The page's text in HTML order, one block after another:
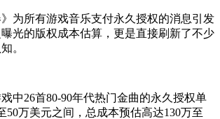
为所有游戏音乐支付永久授权的消息引发
光的版权成本估算，更是直接刷新了不少
。
中26首80-90年代热门金曲的永久授权单
50万美元之间，总成本预估高达130万至